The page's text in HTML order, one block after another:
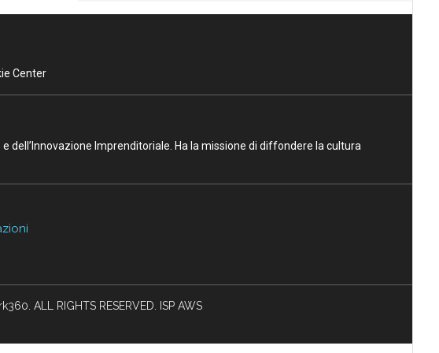
Center
Imprenditoriale. Ha la missione di diffondere la cultura
ALL RIGHTS RESERVED. ISP AWS